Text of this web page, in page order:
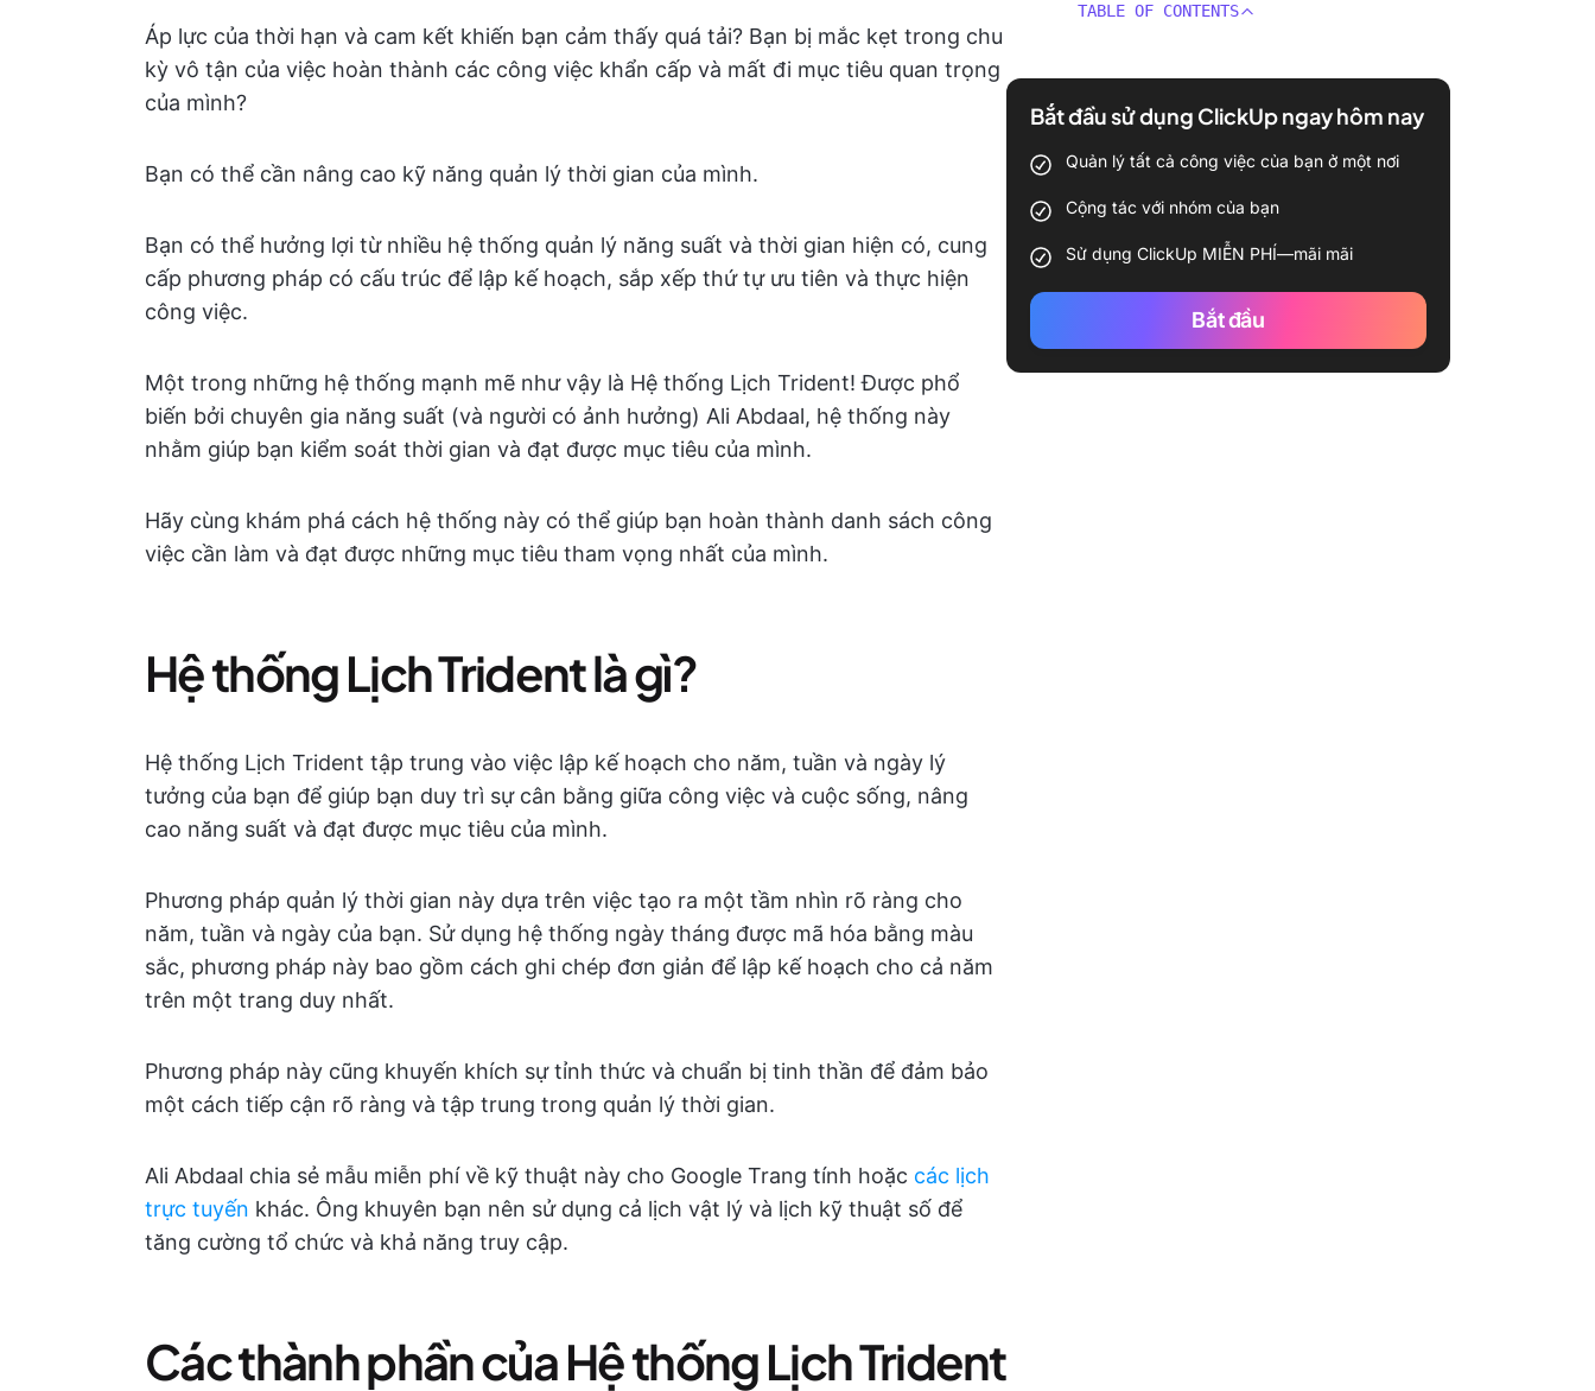
Áp lực của thời hạn và cam kết khiến bạn cảm thấy quá tải? Bạn bị mắc kẹt trong chu
kỳ vô tận của việc hoàn thành các công việc khẩn cấp và mất đi mục tiêu quan trọng
của mình?
Bạn có thể cần nâng cao kỹ năng quản lý thời gian của mình.
Bạn có thể hưởng lợi từ nhiều hệ thống quản lý năng suất và thời gian hiện có, cung
cấp phương pháp có cấu trúc để lập kế hoạch, sắp xếp thứ tự ưu tiên và thực hiện
công việc.
Một trong những hệ thống mạnh mẽ như vậy là Hệ thống Lịch Trident! Được phổ
biến bởi chuyên gia năng suất (và người có ảnh hưởng) Ali Abdaal, hệ thống này
nhằm giúp bạn kiểm soát thời gian và đạt được mục tiêu của mình.
Hãy cùng khám phá cách hệ thống này có thể giúp bạn hoàn thành danh sách công
việc cần làm và đạt được những mục tiêu tham vọng nhất của mình.
Hệ thống Lịch Trident là gì?
Hệ thống Lịch Trident tập trung vào việc lập kế hoạch cho năm, tuần và ngày lý
tưởng của bạn để giúp bạn duy trì sự cân bằng giữa công việc và cuộc sống, nâng
cao năng suất và đạt được mục tiêu của mình.
Phương pháp quản lý thời gian này dựa trên việc tạo ra một tầm nhìn rõ ràng cho
năm, tuần và ngày của bạn. Sử dụng hệ thống ngày tháng được mã hóa bằng màu
sắc, phương pháp này bao gồm cách ghi chép đơn giản để lập kế hoạch cho cả năm
trên một trang duy nhất.
Phương pháp này cũng khuyến khích sự tỉnh thức và chuẩn bị tinh thần để đảm bảo
một cách tiếp cận rõ ràng và tập trung trong quản lý thời gian.
Ali Abdaal chia sẻ mẫu miễn phí về kỹ thuật này cho Google Trang tính hoặc các lịch
trực tuyến khác. Ông khuyên bạn nên sử dụng cả lịch vật lý và lịch kỹ thuật số để
tăng cường tổ chức và khả năng truy cập.
Các thành phần của Hệ thống Lịch Trident
TABLE OF CONTENTS
Bắt đầu sử dụng ClickUp ngay hôm nay
Quản lý tất cả công việc của bạn ở một nơi
Cộng tác với nhóm của bạn
Sử dụng ClickUp MIỄN PHÍ—mãi mãi
Bắt đầu